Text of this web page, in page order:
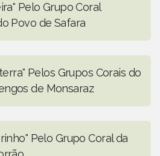
Pelo Grupo Coral
Povo de Safara
Pelos Grupos Corais do
de Monsaraz
Pelo Grupo Coral da